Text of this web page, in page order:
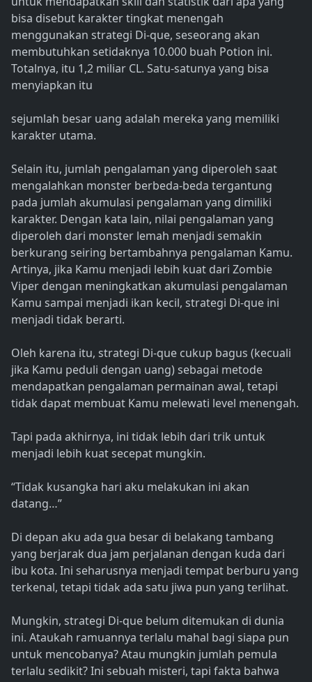
bisa disebut karakter tingkat menengah
menggunakan strategi Di-que, seseorang akan
membutuhkan setidaknya 10.000 buah Potion ini.
Totalnya, itu 1,2 miliar CL. Satu-satunya yang bisa
menyiapkan itu
sejumlah besar uang adalah mereka yang memiliki
karakter utama.
Selain itu, jumlah pengalaman yang diperoleh saat
mengalahkan monster berbeda-beda tergantung
pada jumlah akumulasi pengalaman yang dimiliki
karakter. Dengan kata lain, nilai pengalaman yang
diperoleh dari monster lemah menjadi semakin
berkurang seiring bertambahnya pengalaman Kamu.
Artinya, jika Kamu menjadi lebih kuat dari Zombie
Viper dengan meningkatkan akumulasi pengalaman
Kamu sampai menjadi ikan kecil, strategi Di-que ini
menjadi tidak berarti.
Oleh karena itu, strategi Di-que cukup bagus (kecuali
jika Kamu peduli dengan uang) sebagai metode
mendapatkan pengalaman permainan awal, tetapi
tidak dapat membuat Kamu melewati level menengah.
Tapi pada akhirnya, ini tidak lebih dari trik untuk
menjadi lebih kuat secepat mungkin.
“Tidak kusangka hari aku melakukan ini akan
datang…”
Di depan aku ada gua besar di belakang tambang
yang berjarak dua jam perjalanan dengan kuda dari
ibu kota. Ini seharusnya menjadi tempat berburu yang
terkenal, tetapi tidak ada satu jiwa pun yang terlihat.
Mungkin, strategi Di-que belum ditemukan di dunia
ini. Ataukah ramuannya terlalu mahal bagi siapa pun
untuk mencobanya? Atau mungkin jumlah pemula
terlalu sedikit? Ini sebuah misteri, tapi fakta bahwa